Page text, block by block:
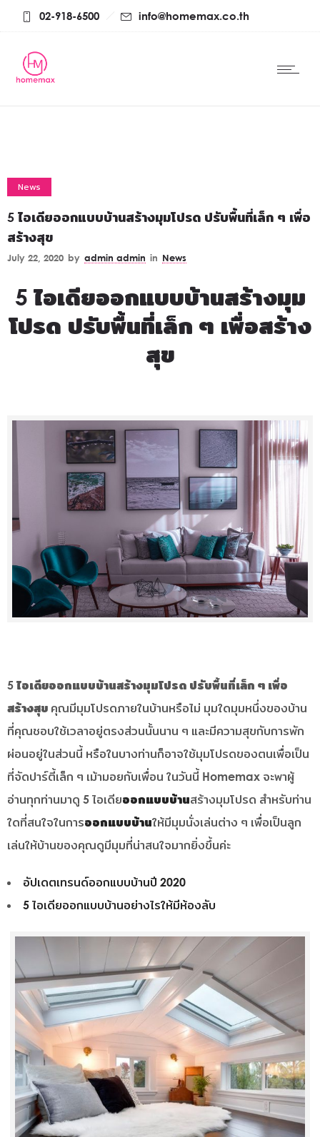
02-918-6500 info@homemax.co.th
News
5 ไอเดียออกแบบบ้านสร้างมุมโปรด ปรับพื้นที่เล็ก ๆ เพื่อ
สร้างสุข
July 22, 2020 by admin admin in News
5 ไอเดียออกแบบบ้านสร้างมุม
โปรด ปรับพื้นที่เล็ก ๆ เพื่อสร้าง
สุข
5 ไอเดียออกแบบบ้านสร้างมุมโปรด ปรับพื้นที่เล็ก ๆ เพื่อ
สร้างสุข คุณมีมุมโปรดภายในบ้านหรือไม่ มุมใดมุมหนึ่งของบ้าน
ที่คุณชอบใช้เวลาอยู่ตรงส่วนนั้นนาน ๆ และมีความสุขกับการพัก
ผ่อนอยู่ในส่วนนี้ หรือในบางท่านก็อาจใช้มุมโปรดของตนเพื่อเป็น
ที่จัดปาร์ตี้เล็ก ๆ เม้ามอยกับเพื่อน ในวันนี้ Homemax จะพาผู้
อ่านทุกท่านมาดู 5 ไอเดียออกแบบบ้านสร้างมุมโปรด สำหรับท่าน
ใดที่สนใจในการออกแบบบ้านให้มีมุมนั่งเล่นต่าง ๆ เพื่อเป็นลูก
เล่นให้บ้านของคุณดูมีมุมที่น่าสนใจมากยิ่งขึ้นค่ะ
อัปเดตเทรนด์ออกแบบบ้านปี 2020
5 ไอเดียออกแบบบ้านอย่างไรให้มีห้องลับ